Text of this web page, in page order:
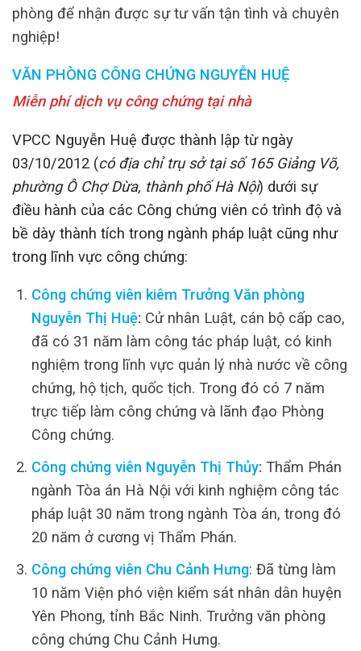
phòng để nhận được sự tư vấn tận tình và chuyên
nghiệp!
VĂN PHÒNG CÔNG CHỨNG NGUYỄN HUỆ
Miễn phí dịch vụ công chứng tại nhà
VPCC Nguyễn Huệ được thành lập từ ngày
03/10/2012 (có địa chỉ trụ sở tại số 165 Giảng Võ,
phường Ô Chợ Dừa, thành phố Hà Nội) dưới sự
điều hành của các Công chứng viên có trình độ và
bề dày thành tích trong ngành pháp luật cũng như
trong lĩnh vực công chứng:
Công chứng viên kiêm Trưởng Văn phòng
Nguyễn Thị Huệ: Cử nhân Luật, cán bộ cấp cao,
đã có 31 năm làm công tác pháp luật, có kinh
nghiệm trong lĩnh vực quản lý nhà nước về công
chứng, hộ tịch, quốc tịch. Trong đó có 7 năm
trực tiếp làm công chứng và lãnh đạo Phòng
Công chứng.
Công chứng viên Nguyễn Thị Thủy: Thẩm Phán
ngành Tòa án Hà Nội với kinh nghiệm công tác
pháp luật 30 năm trong ngành Tòa án, trong đó
20 năm ở cương vị Thẩm Phán.
Công chứng viên Chu Cảnh Hưng: Đã từng làm
10 năm Viện phó viện kiểm sát nhân dân huyện
Yên Phong, tỉnh Bắc Ninh. Trưởng văn phòng
công chứng Chu Cảnh Hưng.